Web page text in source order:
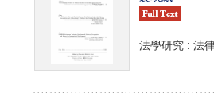
法學研究 : 法